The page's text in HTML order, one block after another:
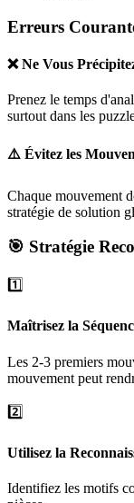
Erreurs
❌ Ne Vous
Prenez le temps
surtout dans les
⚠️ Évitez les
Chaque mouvement
stratégie de solution
🎯 Stratégie
1️⃣
Maîtrisez la
Les 2-3 premiers
mouvement peut
2️⃣
Utilisez la
Identifiez les motifs